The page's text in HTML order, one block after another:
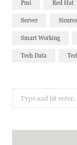
Pmi Red Hat
Server
Smart Working
Tech Data
for: